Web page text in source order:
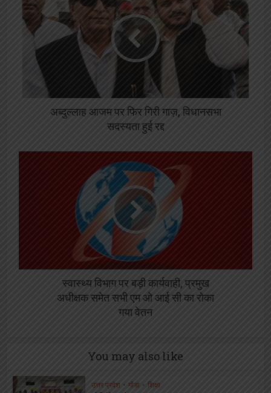
अब्दुल्लाह आजम पर फिर गिरी गाज़, विधानसभा
सदस्यता हुई रद्द
स्वास्थ्य विभाग पर बड़ी कार्यवाही, प्रमुख
अधीक्षक समेत सभी एम ओ आई सी का रोका
गया वेतन
You may also like
उत्तर प्रदेश • गोंडा शिक्षा